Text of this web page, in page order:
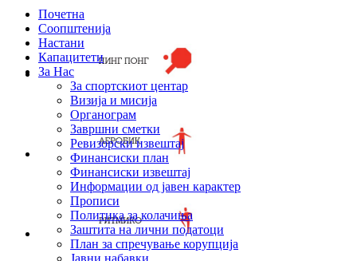
Почетна
Соопштенија
Настани
Капацитети
За Нас
За спортскиот центар
Визија и мисија
Органограм
Завршни сметки
Ревизорски извештај
Финансиски план
Финансиски извештај
Информации од јавен карактер
Прописи
Политика за колачиња
Заштита на лични податоци
План за спречување корупција
Јавни набавки